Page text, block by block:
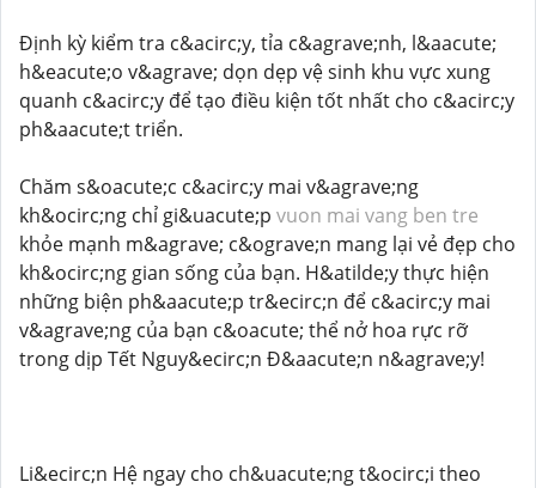
Định kỳ kiểm tra c&acirc;y, tỉa c&agrave;nh, l&aacute;
h&eacute;o v&agrave; dọn dẹp vệ sinh khu vực xung
quanh c&acirc;y để tạo điều kiện tốt nhất cho c&acirc;y
ph&aacute;t triển.
Chăm s&oacute;c c&acirc;y mai v&agrave;ng
kh&ocirc;ng chỉ gi&uacute;p vuon mai vang ben tre
khỏe mạnh m&agrave; c&ograve;n mang lại vẻ đẹp cho
kh&ocirc;ng gian sống của bạn. H&atilde;y thực hiện
những biện ph&aacute;p tr&ecirc;n để c&acirc;y mai
v&agrave;ng của bạn c&oacute; thể nở hoa rực rỡ
trong dịp Tết Nguy&ecirc;n Đ&aacute;n n&agrave;y!
Li&ecirc;n Hệ ngay cho ch&uacute;ng t&ocirc;i theo